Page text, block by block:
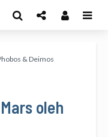
& Deimos
oleh